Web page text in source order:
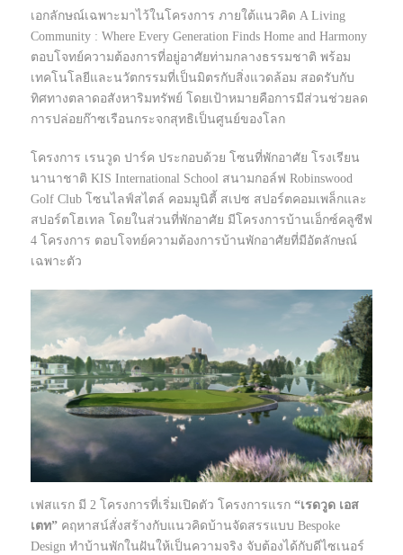
เอกลักษณ์เฉพาะมาไว้ในโครงการ ภายใต้แนวคิด A Living
Community : Where Every Generation Finds Home and Harmony
ตอบโจทย์ความต้องการที่อยู่อาศัยท่ามกลางธรรมชาติ พร้อม
เทคโนโลยีและนวัตกรรมที่เป็นมิตรกับสิ่งแวดล้อม สอดรับกับ
ทิศทางตลาดอสังหาริมทรัพย์ โดยเป้าหมายคือการมีส่วนช่วยลด
การปล่อยก๊าซเรือนกระจกสุทธิเป็นศูนย์ของโลก
โครงการ เรนวูด ปาร์ค ประกอบด้วย โซนที่พักอาศัย โรงเรียน
นานาชาติ KIS International School สนามกอล์ฟ Robinswood
Golf Club โซนไลฟ์สไตล์ คอมมูนิตี้ สเปซ สปอร์ตคอมเพล็กและ
สปอร์ตโฮเทล โดยในส่วนที่พักอาศัย มีโครงการบ้านเอ็กซ์คลูซีฟ
4 โครงการ ตอบโจทย์ความต้องการบ้านพักอาศัยที่มีอัตลักษณ์
เฉพาะตัว
เฟสแรก มี 2 โครงการที่เริ่มเปิดตัว โครงการแรก “เรดวูด เอส
เตท” คฤหาสน์สั่งสร้างกับแนวคิดบ้านจัดสรรแบบ Bespoke
Design ทำบ้านพักในฝันให้เป็นความจริง จับต้องได้กับดีไซเนอร์